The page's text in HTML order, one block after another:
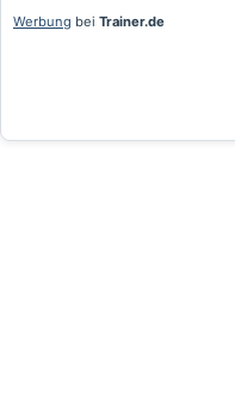
Werbung bei Trainer.de